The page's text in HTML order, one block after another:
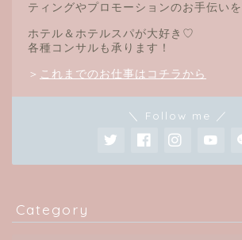
ティングやプロモーションのお手伝いを
ホテル＆ホテルスパが大好き♡
各種コンサルも承ります！
＞ これまでのお仕事はコチラから
＼ Follow me ／
Category